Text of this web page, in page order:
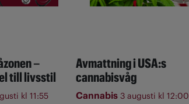
–
till livsstil
kl 11:55
Avmattning i USA:s
cannabisvåg
Cannabis 3 augusti kl 12:00